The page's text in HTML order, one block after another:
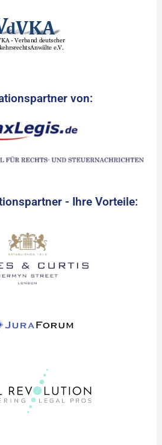
von:
- Ihre Vorteile: